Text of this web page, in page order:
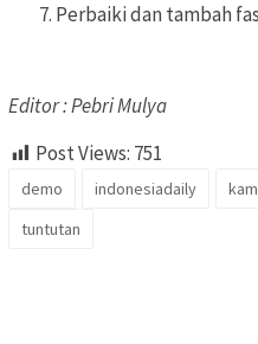
Perbaiki dan tambah
Editor : Pebri Mulya
Post Views: 751
demo indonesiadaily
tuntutan